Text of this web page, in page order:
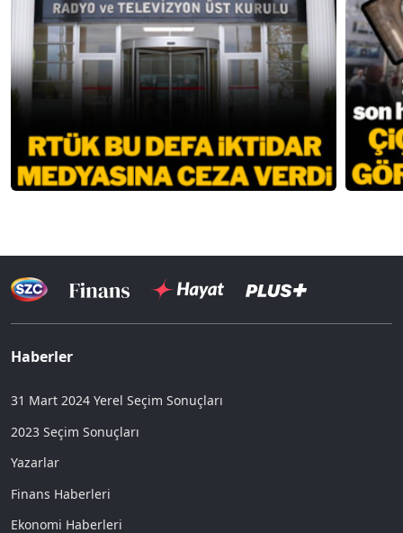
Haberler
31 Mart 2024 Yerel Seçim Sonuçları
2023 Seçim Sonuçları
Yazarlar
Finans Haberleri
Ekonomi Haberleri